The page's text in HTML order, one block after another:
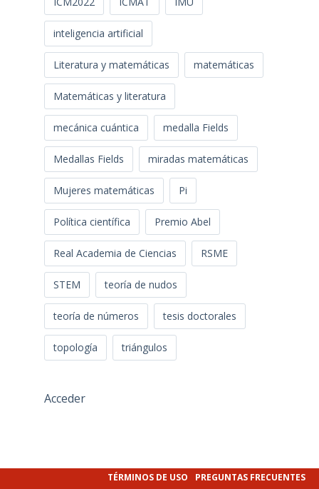
inteligencia artificial
Literatura y matemáticas matemáticas
Matemáticas y literatura
mecánica cuántica medalla Fields
Medallas Fields miradas matemáticas
Mujeres matemáticas Pi
Política científica Premio Abel
Real Academia de Ciencias RSME
STEM teoría de nudos
teoría de números tesis doctorales
topología triángulos
Acceder
TÉRMINOS DE USO PREGUNTAS FRECUENTES